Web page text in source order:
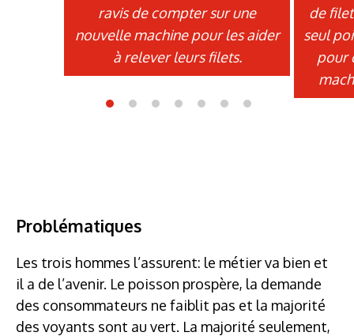
ravis de compter sur une
nouvelle machine pour les aider
à relever leurs filets.
de
seul
pour
Problématiques
Les trois hommes l’assurent: le métier va bien et
il a de l’avenir. Le poisson prospère, la demande
des consommateurs ne faiblit pas et la majorité
des voyants sont au vert. La majorité seulement,